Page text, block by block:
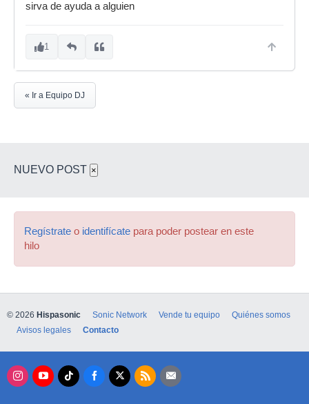
sirva de ayuda a alguien
1
« Ir a Equipo DJ
NUEVO POST ×
Regístrate o identifícate para poder postear en este
hilo
© 2026 Hispasonic Sonic Network Vende tu equipo
Quiénes somos
Avisos legales
Contacto